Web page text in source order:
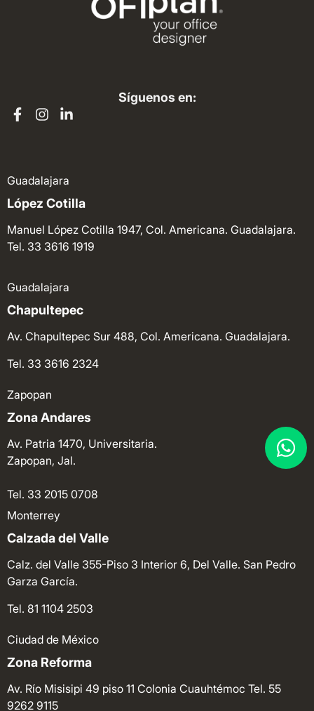
Síguenos en:
Guadalajara
López Cotilla
Manuel López Cotilla 1947, Col. Americana. Guadalajara.
Tel. 33 3616 1919
Guadalajara
Chapultepec
Av. Chapultepec Sur 488, Col. Americana. Guadalajara.
Tel. 33 3616 2324
Zapopan
Zona Andares
Av. Patria 1470, Universitaria.
Zapopan, Jal.
Tel. 33 2015 0708
Monterrey
Calzada del Valle
Calz. del Valle 355-Piso 3 Interior 6, Del Valle. San Pedro
Garza García.
Tel. 81 1104 2503
Ciudad de México
Zona Reforma
Av. Río Misisipi 49 piso 11 Colonia Cuauhtémoc Tel. 55
9262 9115